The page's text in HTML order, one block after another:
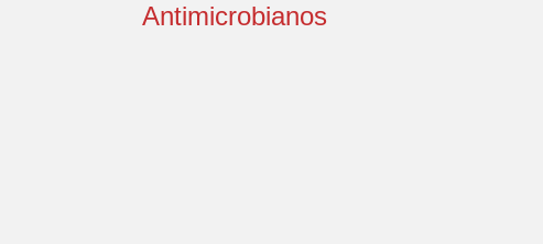
Antimicrobianos